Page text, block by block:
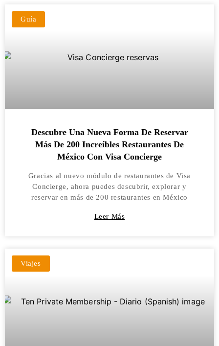
Guía
Descubre Una Nueva Forma De Reservar
Más De 200 Increíbles Restaurantes De
México Con Visa Concierge
Gracias al nuevo módulo de restaurantes de Visa
Concierge, ahora puedes descubrir, explorar y
reservar en más de 200 restaurantes en México
Leer Más
Viajes